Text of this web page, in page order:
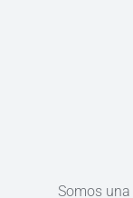
Somos una